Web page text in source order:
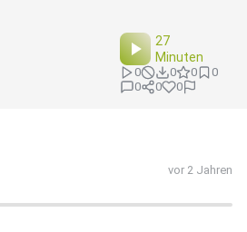
27
Minuten
0 0 0
0
0
0 0
vor 2 Jahren